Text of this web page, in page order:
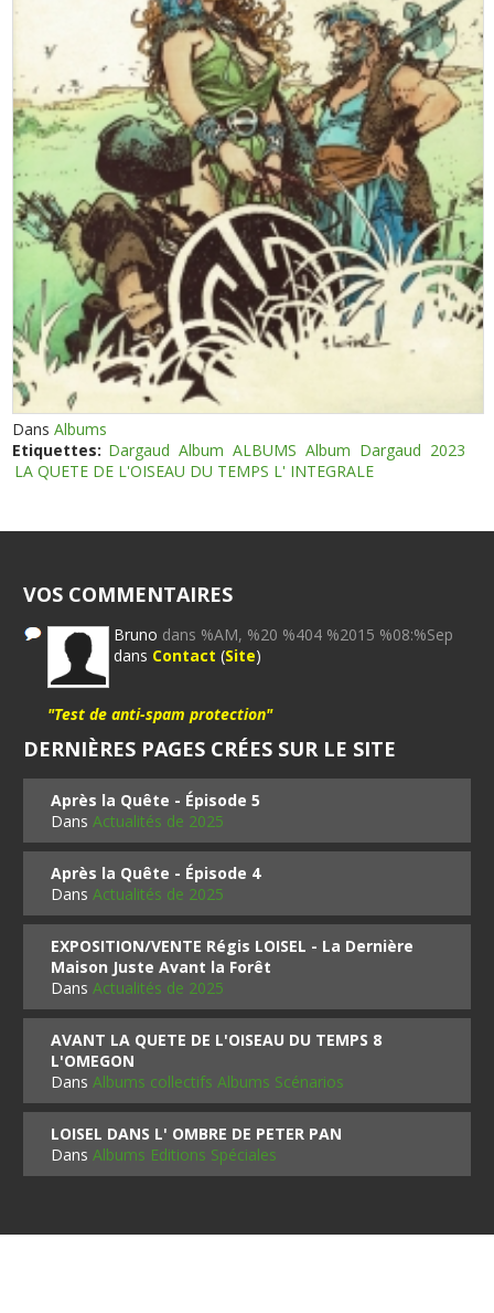
DansAlbums
Etiquettes: Dargaud Album ALBUMS Album Dargaud 2023
LA QUETE DE L'OISEAU DU TEMPS L' INTEGRALE
VOS COMMENTAIRES
Bruno dans %AM, %20 %404 %2015 %08:%Sep
dans Contact (Site)
"Test de anti-spam protection"
DERNIÈRES PAGES CRÉES SUR LE SITE
Après la Quête - Épisode 5
DansActualités de 2025
Après la Quête - Épisode 4
DansActualités de 2025
EXPOSITION/VENTE Régis LOISEL - La Dernière
Maison Juste Avant la Forêt
DansActualités de 2025
AVANT LA QUETE DE L'OISEAU DU TEMPS 8
L'OMEGON
DansAlbums collectifs Albums Scénarios
LOISEL DANS L' OMBRE DE PETER PAN
DansAlbums Editions Spéciales